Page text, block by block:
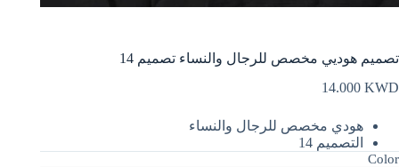
تصميم هوديي مخصص للرجال والنساء تصميم 14
14.000 KWD
هودي مخصص للرجال والنساء
التصميم 14
Color